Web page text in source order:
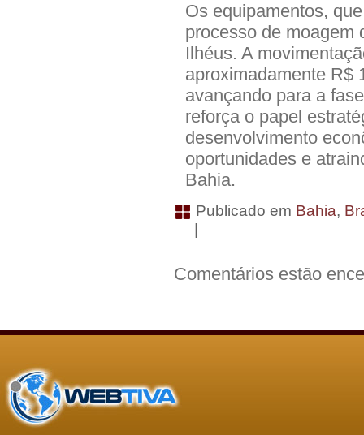
Os equipamentos,
processo de moagem
Ilhéus. A
aproximadamente R$
avançando para a
reforça o papel
desenvolvimento
oportunidades e
Bahia.
Publicado em Bahia,
Comentários estão